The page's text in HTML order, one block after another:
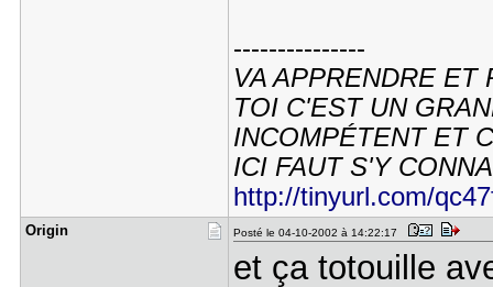
---------------
VA APPRENDRE ET
TOI C'EST UN
INCOMPÉTENT ET
ICI FAUT S'Y
http://tinyurl.com/
Origin Posté le 04-10-2002 à 14:22:17
et ça totouille